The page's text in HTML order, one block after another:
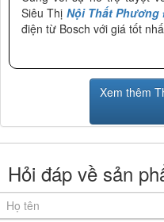
Siêu Thị Nội Thất Phương
điện từ Bosch với giá tốt
Xem thêm
Hỏi đáp về sản